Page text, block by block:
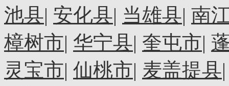
池县| 安化县| 当雄县| 南
樟树市| 华宁县| 奎屯市|
灵宝市| 仙桃市| 麦盖提县